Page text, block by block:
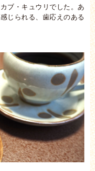
ブ・キュウリでした。あ
じられる、歯応えのある